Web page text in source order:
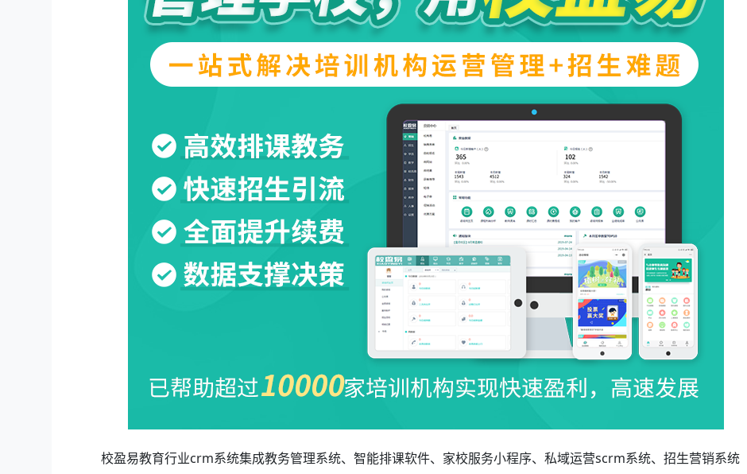
校盈易教育行业crm系统集成教务管理系统、智能排课软件、家校服务小程序、私域运营scrm系统、招生营销系统